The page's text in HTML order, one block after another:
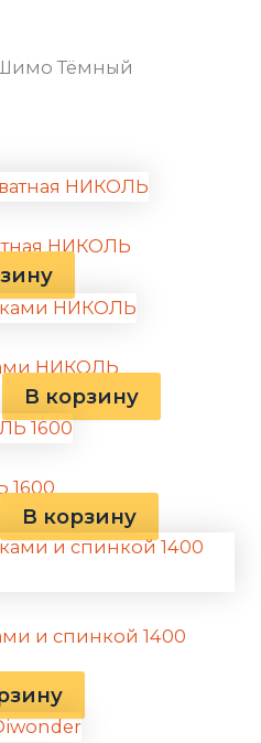
Тёмный
НИКОЛЬ
НИКОЛЬ
В корзину
1600
В корзину
и спинкой 1400